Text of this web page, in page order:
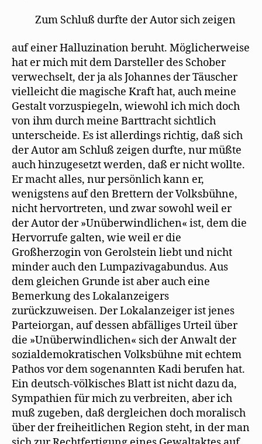
Zum Schluß durfte der Autor sich zeigen
auf einer Halluzination beruht. Möglicherweise
hat er mich mit dem Darsteller des Schober
verwechselt, der ja als Johannes der Täuscher
vielleicht die magische Kraft hat, auch meine
Gestalt vorzuspiegeln, wiewohl ich mich doch
von ihm durch meine Barttracht sichtlich
unterscheide. Es ist allerdings richtig, daß sich
der Autor am Schluß zeigen durfte, nur müßte
auch hinzugesetzt werden, daß er nicht wollte.
Er macht alles, nur persönlich kann er,
wenigstens auf den Brettern der Volksbühne,
nicht hervortreten, und zwar sowohl weil er
der Autor der »Unüberwindlichen« ist, dem die
Hervorrufe galten, wie weil er die
Großherzogin von Gerolstein liebt und nicht
minder auch den Lumpazivagabundus. Aus
dem gleichen Grunde ist aber auch eine
Bemerkung des Lokalanzeigers
zurückzuweisen. Der Lokalanzeiger ist jenes
Parteiorgan, auf dessen abfälliges Urteil über
die »Unüberwindlichen« sich der Anwalt der
sozialdemokratischen Volksbühne mit echtem
Pathos vor dem sogenannten Kadi berufen hat.
Ein deutsch-völkisches Blatt ist nicht dazu da,
Sympathien für mich zu verbreiten, aber ich
muß zugeben, daß dergleichen doch moralisch
über der freiheitlichen Region steht, in der man